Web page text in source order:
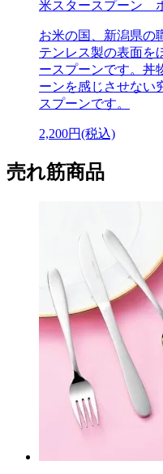
米スタースプーン
お米の国、新潟県の
テンレス製の表面を
ースプーンです。丼
ーンを感じさせない
スプーンです。
2,200円(税込)
売れ筋商品